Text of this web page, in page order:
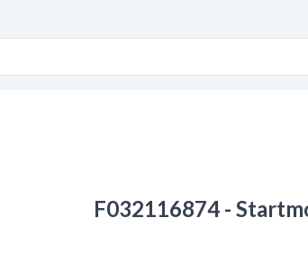
F032116874 -